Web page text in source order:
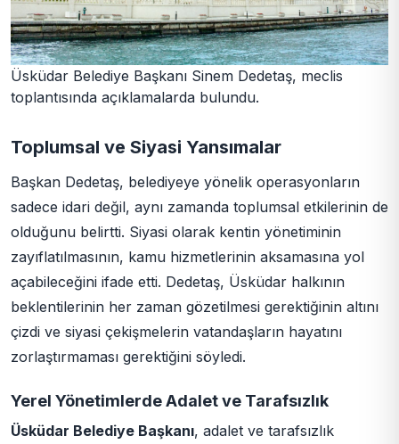
Üsküdar Belediye Başkanı Sinem Dedetaş, meclis
toplantısında açıklamalarda bulundu.
Toplumsal ve Siyasi Yansımalar
Başkan Dedetaş, belediyeye yönelik operasyonların
sadece idari değil, aynı zamanda toplumsal etkilerinin de
olduğunu belirtti. Siyasi olarak kentin yönetiminin
zayıflatılmasının, kamu hizmetlerinin aksamasına yol
açabileceğini ifade etti. Dedetaş, Üsküdar halkının
beklentilerinin her zaman gözetilmesi gerektiğinin altını
çizdi ve siyasi çekişmelerin vatandaşların hayatını
zorlaştırmaması gerektiğini söyledi.
Yerel Yönetimlerde Adalet ve Tarafsızlık
Üsküdar Belediye Başkanı, adalet ve tarafsızlık